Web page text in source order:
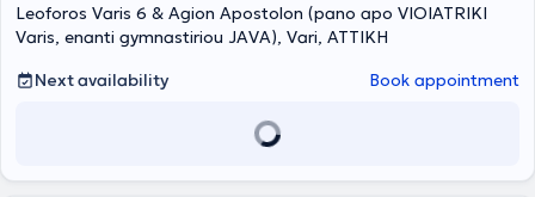
Leoforos Varis 6 & Agion Apostolon (pano apo VIOIATRIKI
Varis, enanti gymnastiriou JAVA), Vari, ΑΤΤΙΚΗ
Next availability
Book appointment